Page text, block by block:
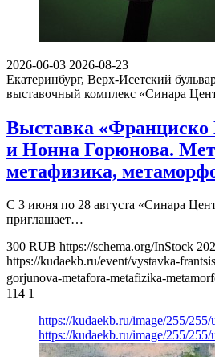
2026-06-03 2026-08-23
Екатеринбург, Верх-Исетский
выставочный комплекс «Синара
Выставка
и Нонна Горюнова.
метафизика,
С 3 июня по 28 августа «Синара
приглашает…
300 RUB https://schema.org/InStock
https://kudaekb.ru/event/vystavka-
gorjunova-metafora-metafizika-
114 1
https://kudaekb.ru/image/255/
https://kudaekb.ru/image/255/